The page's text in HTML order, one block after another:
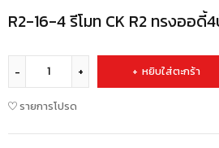
R2-16-4 รีโมท CK R2 ทรงออดี้
หยิบใส่ตะกร้า
รายการโปรด